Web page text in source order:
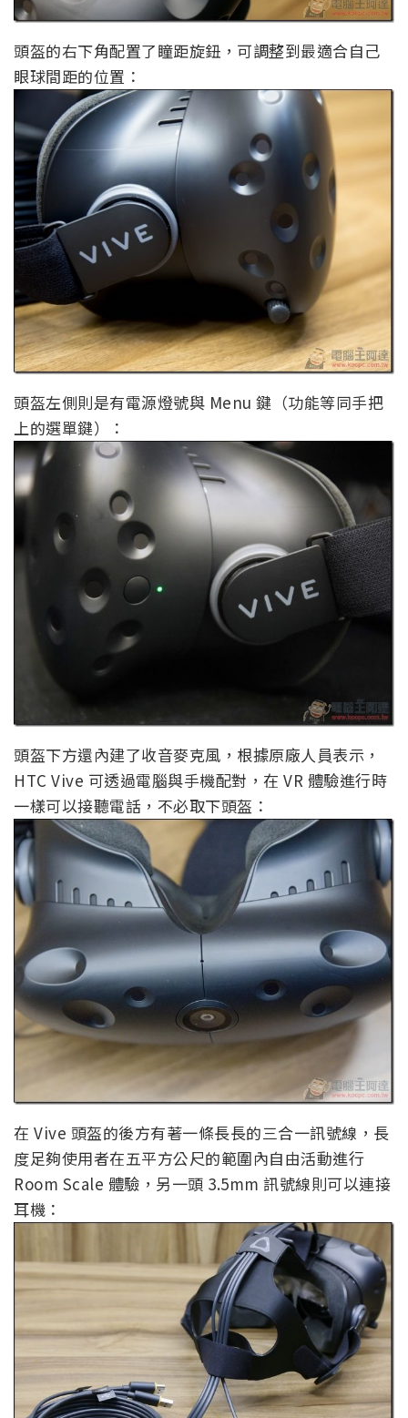
頭盔的右下角配置了瞳距旋鈕，可調整到最適合自己
眼球間距的位置：
頭盔左側則是有電源燈號與 Menu 鍵（功能等同手把
上的選單鍵）：
頭盔下方還內建了收音麥克風，根據原廠人員表示，
HTC Vive 可透過電腦與手機配對，在 VR 體驗進行時
一樣可以接聽電話，不必取下頭盔：
在 Vive 頭盔的後方有著一條長長的三合一訊號線，長
度足夠使用者在五平方公尺的範圍內自由活動進行
Room Scale 體驗，另一頭 3.5mm 訊號線則可以連接
耳機：